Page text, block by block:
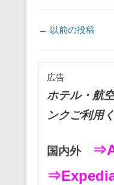
b
k
投稿ナビゲーション
← 以前の投稿
広告
ホテル・航
ンクご利用
国内外